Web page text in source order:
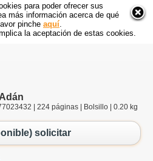
para poder ofrecer sus
más información acerca de qué
pinche aquí
la aceptación de estas cookies.
| 224 páginas | Bolsillo | 0.20 kg
solicitar